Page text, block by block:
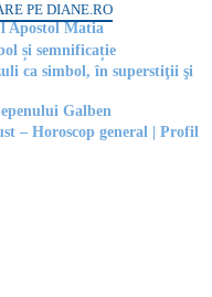
PE DIANE.RO
Apostol Matia
și semnificație
ca simbol, în superstiţii şi
Galben
– Horoscop general | Profil